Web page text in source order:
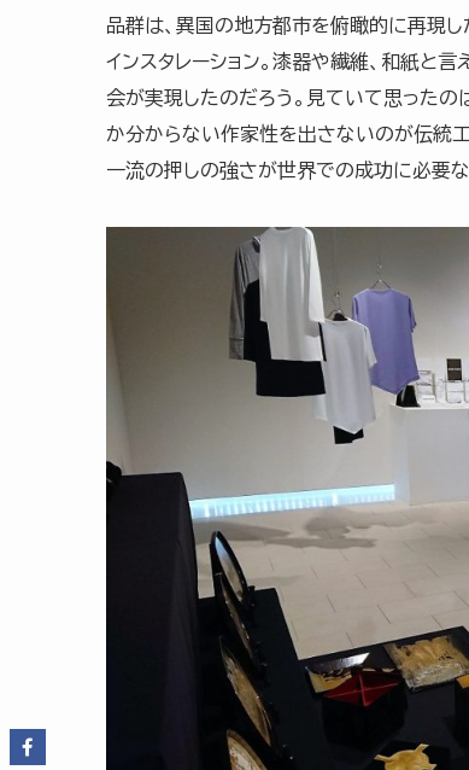
品群は、異国の地方都市を俯瞰的に再現
インスタレーション。漆器や繊維、和紙と
会が実現したのだろう。見ていて思ったの
か分からない作家性を出さないのが伝統工
一流の押しの強さが世界での成功に必要な